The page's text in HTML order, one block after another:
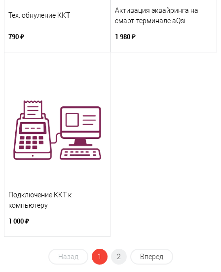
Тех. обнуление ККТ
790 ₽
Активация эквайринга на
смарт-терминале aQsi
1 980 ₽
Подключение ККТ к
компьютеру
1 000 ₽
Назад 1 2 Вперед